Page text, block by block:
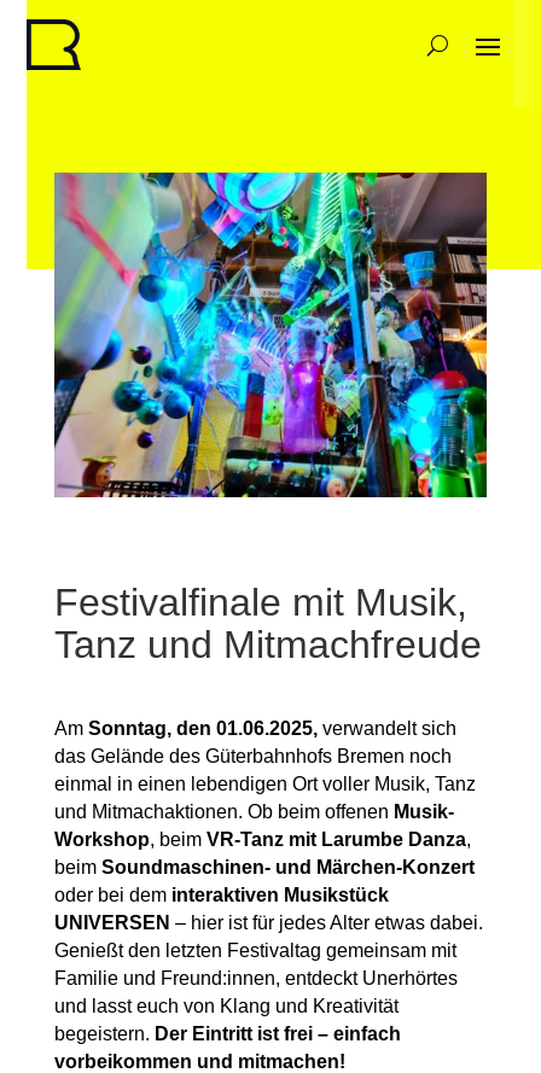
Festivalfinale mit Musik,
Tanz und Mitmachfreude
Am Sonntag, den 01.06.2025,verwandelt sich
das Gelände des Güterbahnhofs Bremen noch
einmal in einen lebendigen Ort voller Musik, Tanz
und Mitmachaktionen. Ob beim offenen Musik-
Workshop, beim VR-Tanz mit Larumbe Danza,
beim Soundmaschinen- und Märchen-Konzert
oder bei dem interaktiven Musikstück
UNIVERSEN – hier ist für jedes Alter etwas dabei.
Genießt den letzten Festivaltag gemeinsam mit
Familie und Freund:innen, entdeckt Unerhörtes
und lasst euch von Klang und Kreativität
begeistern. Der Eintritt ist frei – einfach
vorbeikommen und mitmachen!